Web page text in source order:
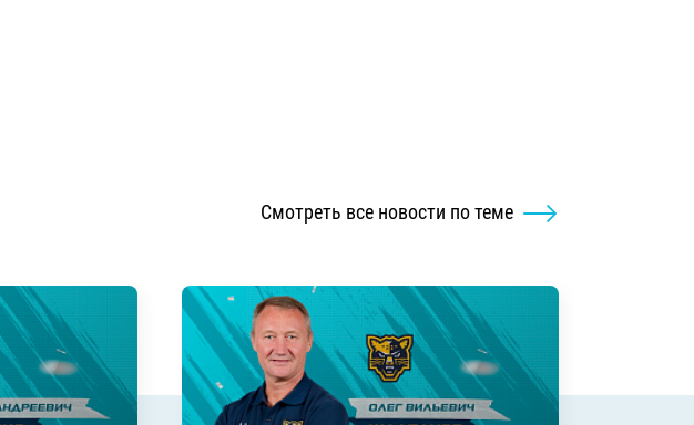
Смотреть все новости по теме